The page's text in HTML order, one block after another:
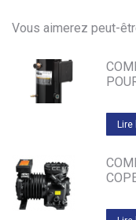
Vous aimerez peut-
Lire